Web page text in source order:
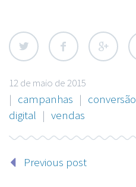
12 de maio de 2015
| campanhas | conversão
digital | vendas
Previous post